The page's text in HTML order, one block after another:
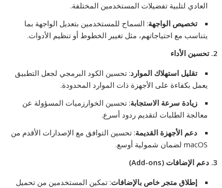
العادي لتلبية تفضيلات المستخدمين المختلفة.
تخصيص الواجهة: السماح للمستخدمين بتعديل الواجهة بما
يتناسب مع احتياجاتهم، مثل تغيير الخطوط أو تنظيم الأدوات.
2. تحسين الأداء
تقليل استهلاك الموارد: تحسين الكود البرمجي لجعل التطبيق
يعمل بكفاءة على الأجهزة ذات الموارد المحدودة.
زيادة سرعة الاستجابة: تحسين الخوارزميات المسؤولة عن
معالجة الطلبات لتقديم ردود أسرع.
دعم الأجهزة القديمة: تحسين التوافق مع الإصدارات الأقدم من
macOS لضمان شمولية أوسع.
3. دعم الإضافات (Add-ons)
إطلاق متجر خاص بالإضافات: تمكين المستخدمين من تحميل